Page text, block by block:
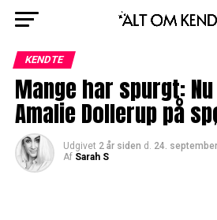
KENDTE
Mange har spurgt:
Amalie Dollerup på
Udgivet 2 år siden d. 24.
Af Sarah S